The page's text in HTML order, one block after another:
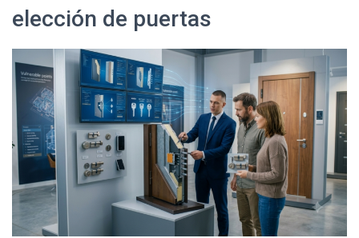
elección de puertas